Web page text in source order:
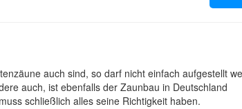
auch sind, so darf nicht einfach aufgestellt
auch, ist ebenfalls der Zaunbau in Deutschland
schließlich alles seine Richtigkeit haben.